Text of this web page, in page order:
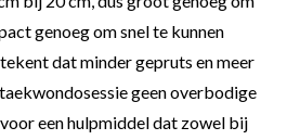
genoeg om snel te kunnen
dat minder gepruts en meer
geen overbodige
een hulpmiddel dat zowel bij